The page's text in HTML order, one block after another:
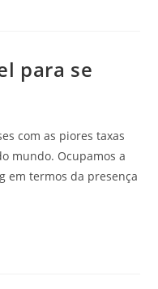
para se
com as piores taxas
mundo. Ocupamos a
em termos da presença